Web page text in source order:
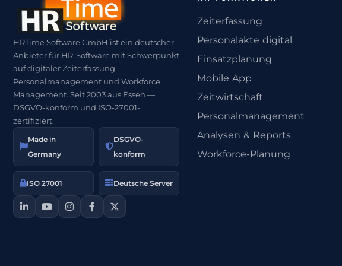
HRTime Software GmbH ist ein deutscher
Anbieter für HR-Software mit Schwerpunkt
auf digitaler Zeiterfassung,
Personalmanagement und Workforce
Management. Seit 2003 aus Essen —
DSGVO-konform und ISO-27001-
zertifiziert.
Made in
Germany
DSGVO-
konform
ISO 27001 Deutsche Server
Zeiterfassung
Personalakte digital
Einsatzplanung
Mobile App
Zeitwirtschaft
Personalmanagement
Analysen & Reports
Workforce-Planung